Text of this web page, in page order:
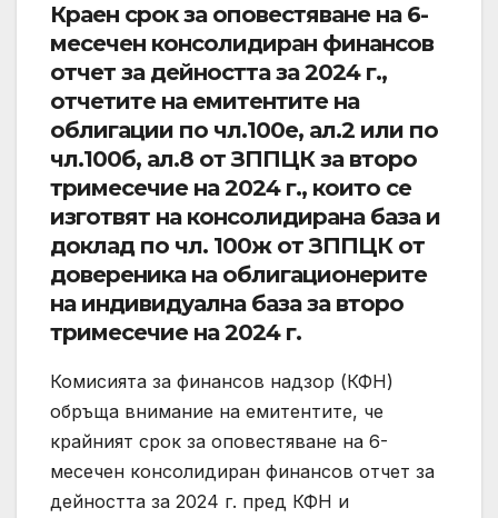
Краен срок за оповестяване на 6-
месечен консолидиран финансов
отчет за дейността за 2024 г.,
отчетите на емитентите на
облигации по чл.100е, ал.2 или по
чл.100б, ал.8 от ЗППЦК за второ
тримесечие на 2024 г., които се
изготвят на консолидирана база и
доклад по чл. 100ж от ЗППЦК от
довереника на облигационерите
на индивидуална база за второ
тримесечие на 2024 г.
Комисията за финансов надзор (КФН)
обръща внимание на емитентите, че
крайният срок за оповестяване на 6-
месечен консолидиран финансов отчет за
дейността за 2024 г. пред КФН и